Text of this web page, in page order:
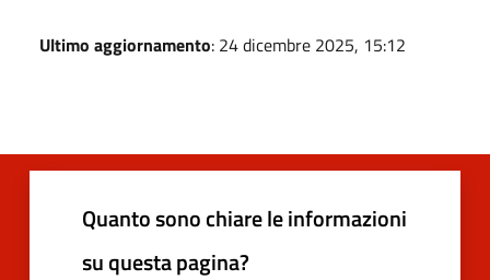
Ultimo aggiornamento: 24 dicembre 2025, 15:12
Quanto sono chiare le informazioni
su questa pagina?